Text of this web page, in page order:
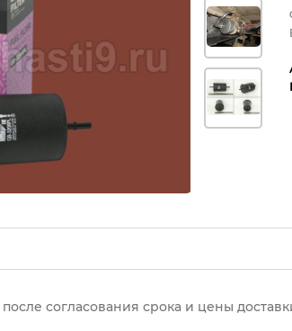
согласования срока и цены